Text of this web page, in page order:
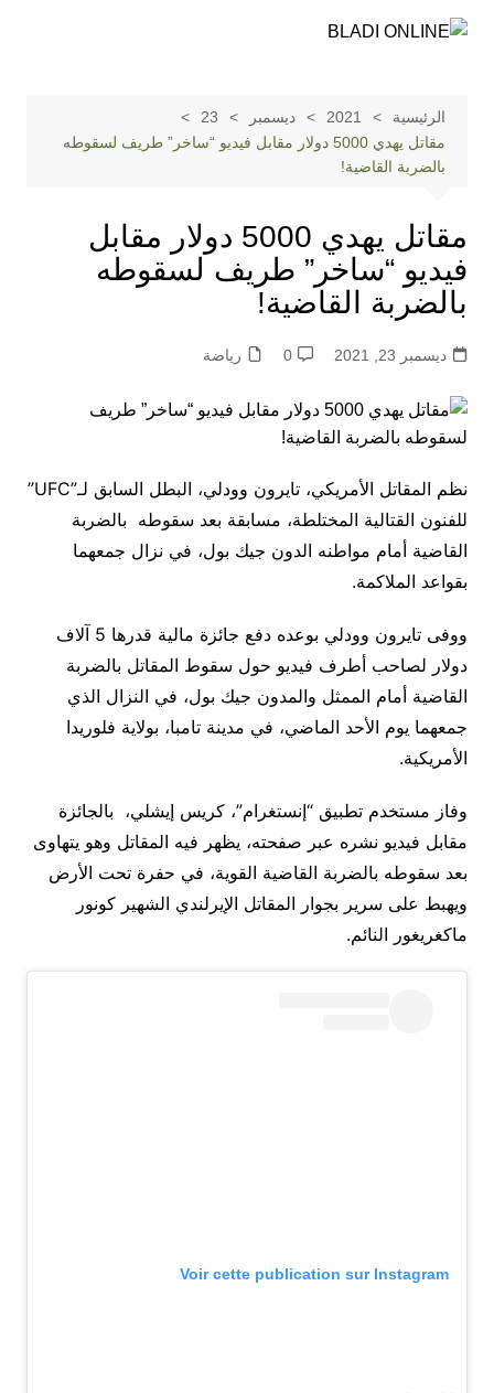
الرئيسية 2021 ديسمبر
23
مقاتل يهدي 5000 دولار مقابل فيديو “ساخر” طريف لسقوطه
بالضربة القاضية!
مقاتل يهدي 5000 دولار مقابل
فيديو “ساخر” طريف لسقوطه
بالضربة القاضية!
ديسمبر 23, 2021 0 رياضة
نظم المقاتل الأمريكي، تايرون وودلي، البطل السابق لـ”UFC”
للفنون القتالية المختلطة، مسابقة بعد سقوطه بالضربة
القاضية أمام مواطنه الدون جيك بول، في نزال جمعهما
بقواعد الملاكمة.
ووفى تايرون وودلي بوعده دفع جائزة مالية قدرها 5 آلاف
دولار لصاحب أطرف فيديو حول سقوط المقاتل بالضربة
القاضية أمام الممثل والمدون جيك بول، في النزال الذي
جمعهما يوم الأحد الماضي، في مدينة تامبا، بولاية فلوريدا
الأمريكية.
وفاز مستخدم تطبيق “إنستغرام”، كريس إيشلي، بالجائزة
مقابل فيديو نشره عبر صفحته، يظهر فيه المقاتل وهو يتهاوى
بعد سقوطه بالضربة القاضية القوية، في حفرة تحت الأرض
ويهبط على سرير بجوار المقاتل الإيرلندي الشهير كونور
ماكغريغور النائم.
Voir cette publication sur Instagram